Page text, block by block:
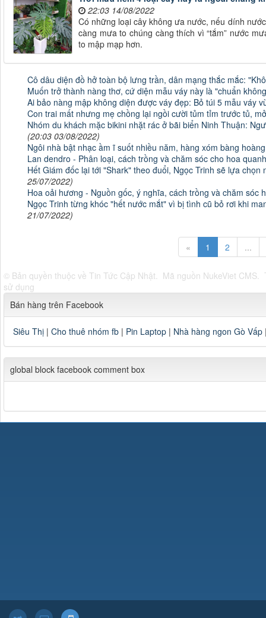
22:03 14/08/2022
Có những loại cây không ưa nước, nếu dính
càng mưa to chúng càng thích vì “tắm” nước
to mập mạp hơn.
Cô dâu diện đồ hở toàn bộ lưng trần, dân mạng thắc mắc:
Muốn trở thành nàng thơ, cứ diện mẫu váy này là "chuẩn
Ai bảo nàng mập không diện được váy đẹp: Bỏ túi 5 mẫu váy
Con trai mất nhưng mẹ chồng lại ngồi cười tủm tỉm trước tủ,
Nhóm du khách mặc bikini nhặt rác ở bãi biển Ninh Thuận:
(20:03 03/08/2022)
Ngôi nhà bật nhạc ầm ĩ suốt nhiều năm, hàng xóm bàng
Lan dendro - Phân loại, cách trồng và chăm sóc cho hoa
Hết Giám đốc lại tới "Shark" theo đuổi, Ngọc Trinh sẽ lựa
25/07/2022)
Hoa oải hương - Nguồn gốc, ý nghĩa, cách trồng và chăm sóc
Ngọc Trinh từng khóc "hết nước mắt" vì bị tình cũ bỏ rơi khi
21/07/2022)
« 1 2 ...
© Bản quyền thuộc về Tin Tức Cập Nhật. Mã nguồn NukeViet CMS.
sử dụng
Bán hàng trên Facebook
Siêu Thị | Cho thuê nhóm fb | Pin Laptop | Nhà hàng ngon Gò Vấp
global block facebook comment box